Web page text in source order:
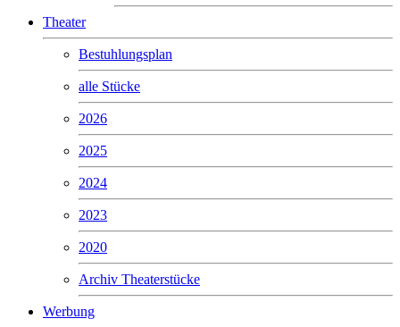
Theater
Bestuhlungsplan
alle Stücke
2026
2025
2024
2023
2020
Archiv Theaterstücke
Werbung